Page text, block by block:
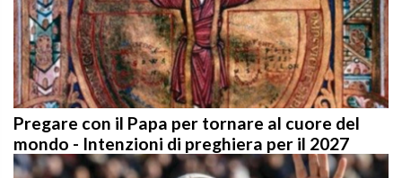
Pregare con il Papa per tornare al cuore del
mondo - Intenzioni di preghiera per il 2027